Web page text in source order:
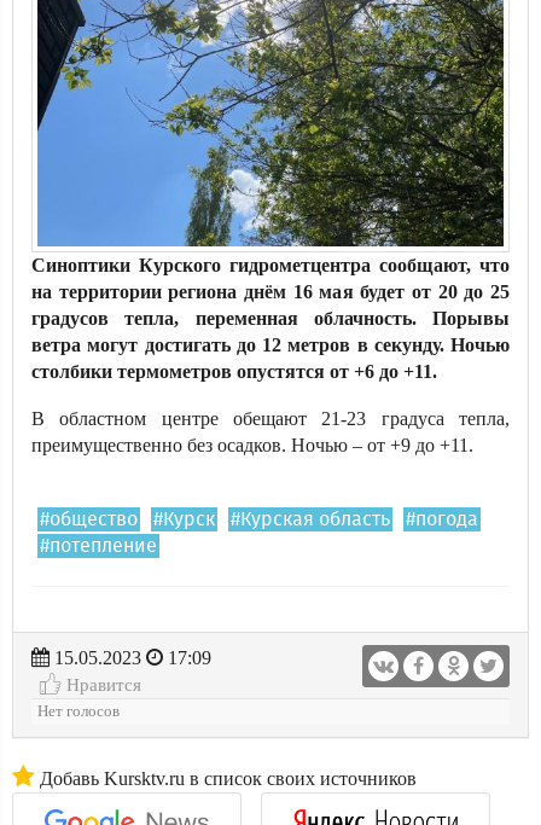
Синоптики Курского гидрометцентра сообщают, что
на территории региона днём 16 мая будет от 20 до 25
градусов тепла, переменная облачность. Порывы
ветра могут достигать до 12 метров в секунду. Ночью
столбики термометров опустятся от +6 до +11.
В областном центре обещают 21-23 градуса тепла,
преимущественно без осадков. Ночью – от +9 до +11.
#общество #Курск #Курская область
#погода
#потепление
15.05.2023
17:09
Нравится
Нет голосов
Добавь Kursktv.ru в список своих источников